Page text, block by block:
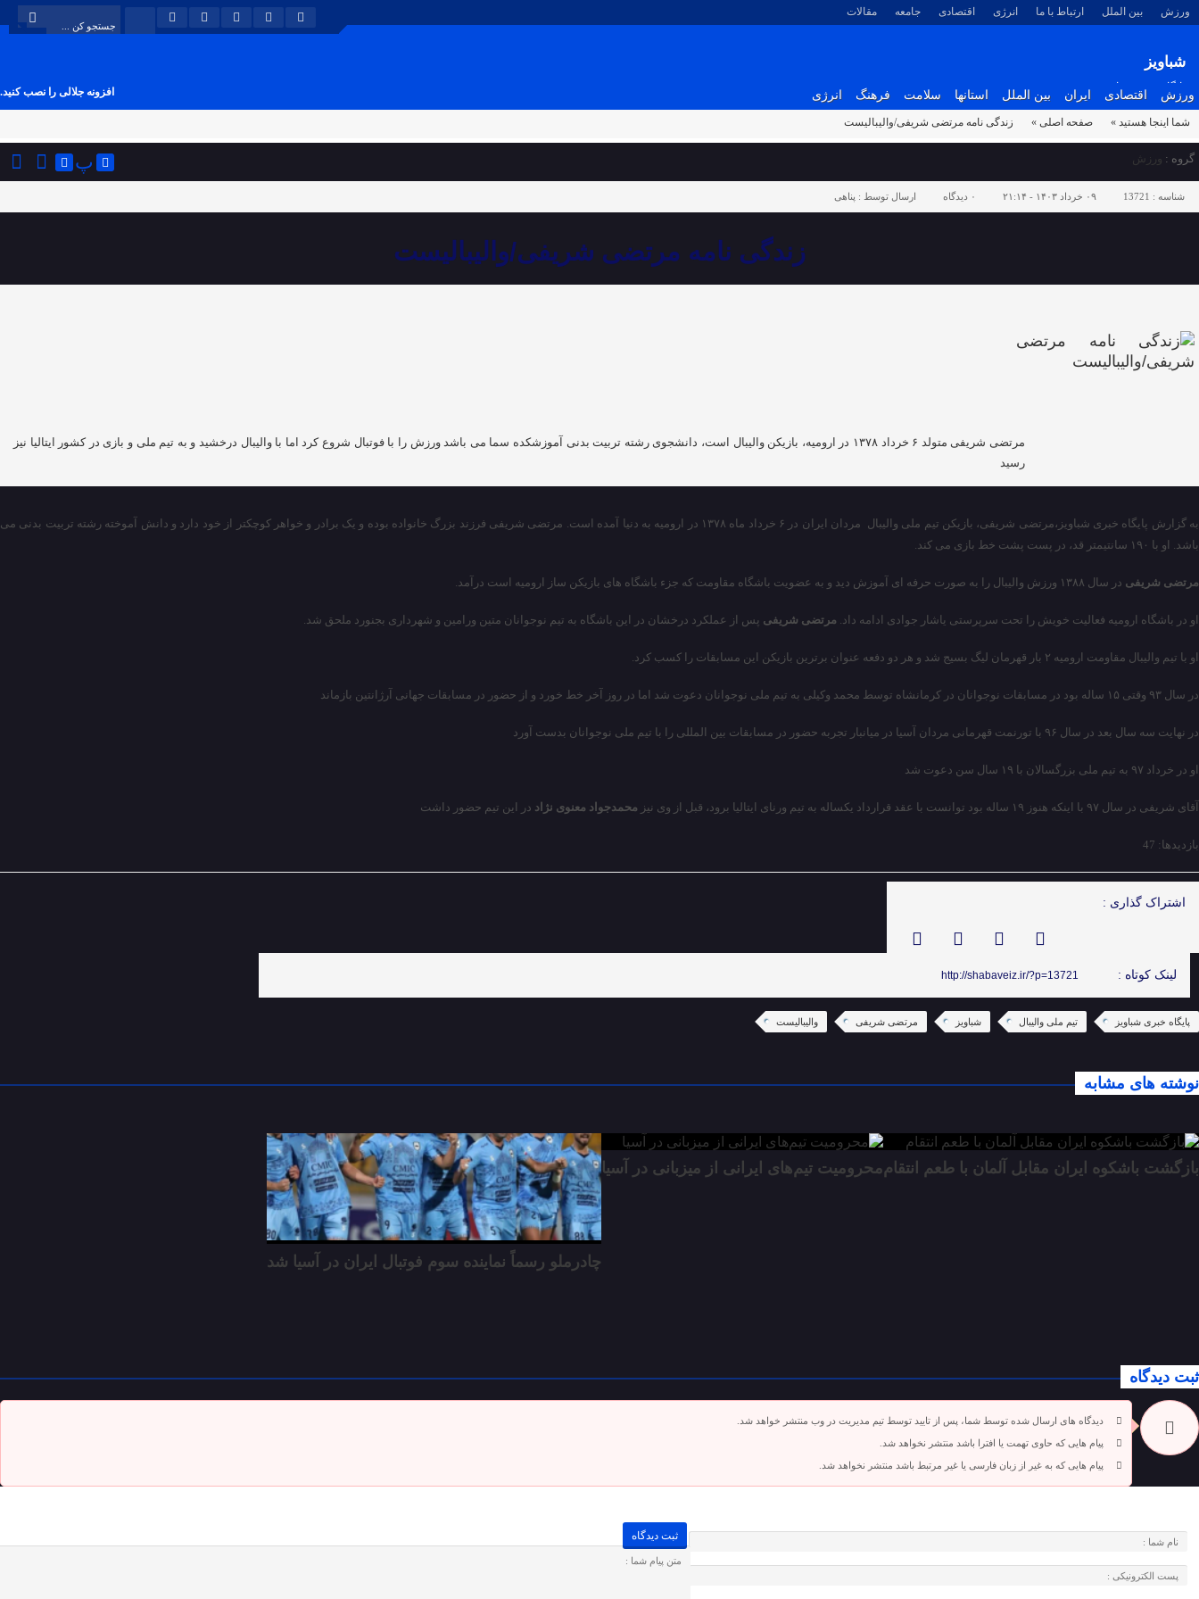
ورزش بین الملل ارتباط با ما انرژی اقتصادی جامعه مقالات
شباویز
پایگاه خبری شباویز
ورزش اقتصادی ایران بین الملل استانها سلامت فرهنگ انرژی افزونه جلالی را نصب کنید.
شما اینجا هستید » صفحه اصلی » زندگی نامه مرتضی شریفی/والیبالیست
گروه : ورزش پ
شناسه : 13721 ۰۹ خرداد ۱۴۰۳ - ۲۱:۱۴ ۰ دیدگاه ارسال توسط : پناهی
زندگی نامه مرتضی شریفی/والیبالیست
مرتضی شریفی متولد ۶ خرداد ۱۳۷۸ در ارومیه، بازیکن والیبال است، دانشجوی رشته تربیت بدنی آموزشکده سما می باشد ورزش را با فوتبال شروع کرد اما با والیبال درخشید و به تیم ملی و بازی در کشور ایتالیا نیز
رسید
به گزارش پایگاه خبری شباویز،مرتضی شریفی، بازیکن تیم ملی والیبال مردان ایران در ۶ خرداد ماه ۱۳۷۸ در ارومیه به دنیا آمده است. مرتضی شریفی فرزند بزرگ خانواده بوده و یک برادر و خواهر کوچکتر از خود دارد و دانش آموخته رشته تربیت بدنی می
باشد. او با ۱۹۰ سانتیمتر قد، در پست پشت خط بازی می کند.
مرتضی شریفی در سال ۱۳۸۸ ورزش والیبال را به صورت حرفه ای آموزش دید و به عضویت باشگاه مقاومت که جزء باشگاه های بازیکن ساز ارومیه است درآمد.
او در باشگاه ارومیه فعالیت خویش را تحت سرپرستی یاشار جوادی ادامه داد. مرتضی شریفی پس از عملکرد درخشان در این باشگاه به تیم نوجوانان متین ورامین و شهرداری بجنورد ملحق شد.
او با تیم والیبال مقاومت ارومیه ۲ بار قهرمان لیگ بسیج شد و هر دو دفعه عنوان برترین بازیکن این مسابقات را کسب کرد.
در سال ۹۳ وقتی ۱۵ ساله بود در مسابقات نوجوانان در کرمانشاه توسط محمد وکیلی به تیم ملی نوجوانان دعوت شد اما در روز آخر خط خورد و از حضور در مسابقات جهانی آرژانتین بازماند
در نهایت سه سال بعد در سال ۹۶ با تورنمت قهرمانی مردان آسیا در میانبار تجربه حضور در مسابقات بین المللی را با تیم ملی نوجوانان بدست آورد
او در خرداد ۹۷ به تیم ملی بزرگسالان با ۱۹ سال سن دعوت شد
آقای شریفی در سال ۹۷ با اینکه هنوز ۱۹ ساله بود توانست با عقد قرارداد یکساله به تیم ورنای ایتالیا برود، قبل از وی نیز محمدجواد معنوی نژاد در این تیم حضور داشت
بازدیدها: 47
اشتراک گذاری :
لینک کوتاه : http://shabaveiz.ir/?p=13721
پایگاه خبری شباویز تیم ملی والیبال شباویز مرتضی شریفی والیبالیست
نوشته های مشابه
بازگشت باشکوه ایران مقابل آلمان با طعم انتقاممحرومیت تیم‌های ایرانی از میزبانی در آسیا
چادرملو رسماً نماینده سوم فوتبال ایران در آسیا شد
ثبت دیدگاه
دیدگاه های ارسال شده توسط شما، پس از تایید توسط تیم مدیریت در وب منتشر خواهد شد.
پیام هایی که حاوی تهمت یا افترا باشد منتشر نخواهد شد.
پیام هایی که به غیر از زبان فارسی یا غیر مرتبط باشد منتشر نخواهد شد.